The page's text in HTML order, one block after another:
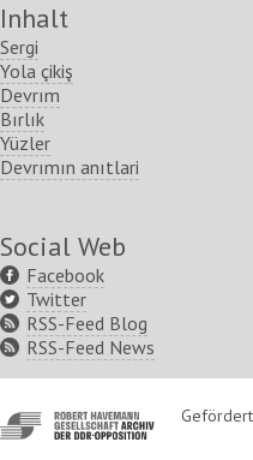
Inhalt
Sergi
Yola çikiş
Devrım
Bırlık
Yüzler
Devrımın anıtlari
Social Web
Facebook
Twitter
RSS-Feed Blog
RSS-Feed News
http://www.havemann-
gesellschaft.de/